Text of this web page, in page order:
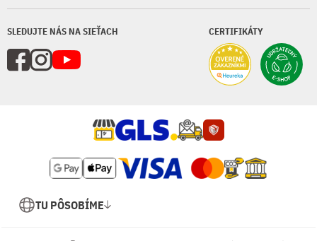
SLEDUJTE NÁS NA SIEŤACH CERTIFIKÁTY
TU PÔSOBÍME